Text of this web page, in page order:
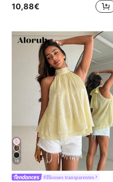
10,88€
19
#Blouses transparentes